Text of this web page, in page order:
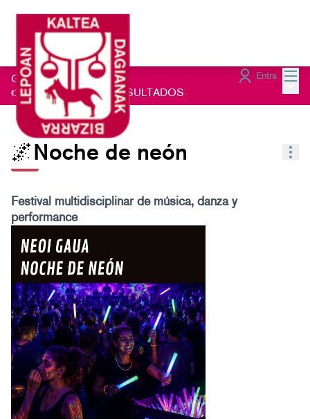
Entra
Gau Beltz Gaztea 2026/
👉CONSULTA LOS RESULTADOS
🌌Noche de neón
Festival multidisciplinar de música, danza y
performance